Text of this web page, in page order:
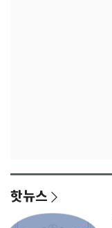
핫뉴스